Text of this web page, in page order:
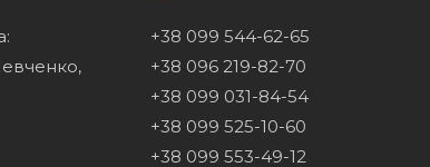
+38 099 544-62-65
+38 096 219-82-70
+38 099 031-84-54
+38 099 525-10-60
+38 099 553-49-12